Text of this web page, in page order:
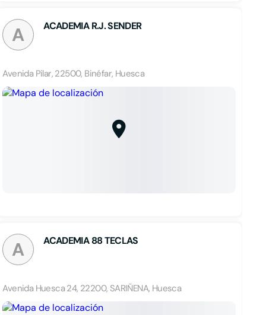
A ACADEMIA R.J. SENDER
Avenida Pilar, 22500, Binéfar, Huesca
A ACADEMIA 88 TECLAS
Avenida Huesca 24, 22200, SARIÑENA, Huesca